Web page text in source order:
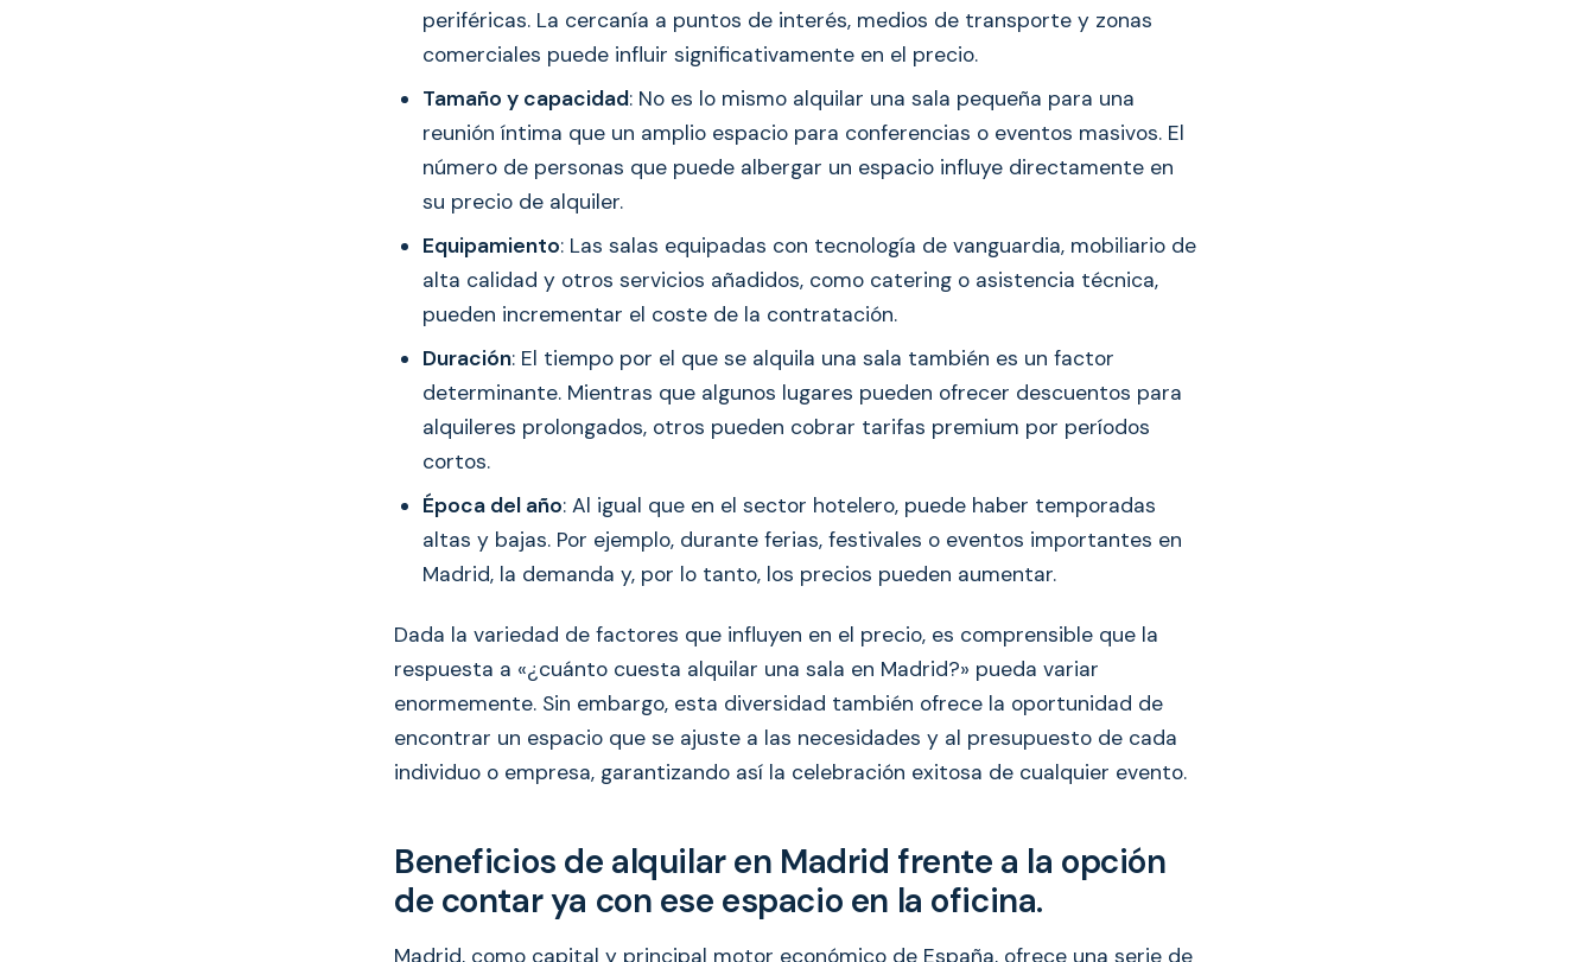
periféricas. La cercanía a puntos de interés, medios de transporte y zonas
comerciales puede influir significativamente en el precio.
Tamaño y capacidad: No es lo mismo alquilar una sala pequeña para una
reunión íntima que un amplio espacio para conferencias o eventos masivos. El
número de personas que puede albergar un espacio influye directamente en
su precio de alquiler.
Equipamiento: Las salas equipadas con tecnología de vanguardia, mobiliario de
alta calidad y otros servicios añadidos, como catering o asistencia técnica,
pueden incrementar el coste de la contratación.
Duración: El tiempo por el que se alquila una sala también es un factor
determinante. Mientras que algunos lugares pueden ofrecer descuentos para
alquileres prolongados, otros pueden cobrar tarifas premium por períodos
cortos.
Época del año: Al igual que en el sector hotelero, puede haber temporadas
altas y bajas. Por ejemplo, durante ferias, festivales o eventos importantes en
Madrid, la demanda y, por lo tanto, los precios pueden aumentar.
Dada la variedad de factores que influyen en el precio, es comprensible que la
respuesta a «¿cuánto cuesta alquilar una sala en Madrid?» pueda variar
enormemente. Sin embargo, esta diversidad también ofrece la oportunidad de
encontrar un espacio que se ajuste a las necesidades y al presupuesto de cada
individuo o empresa, garantizando así la celebración exitosa de cualquier evento.
Beneficios de alquilar en Madrid frente a la opción
de contar ya con ese espacio en la oficina.
Madrid, como capital y principal motor económico de España, ofrece una serie de